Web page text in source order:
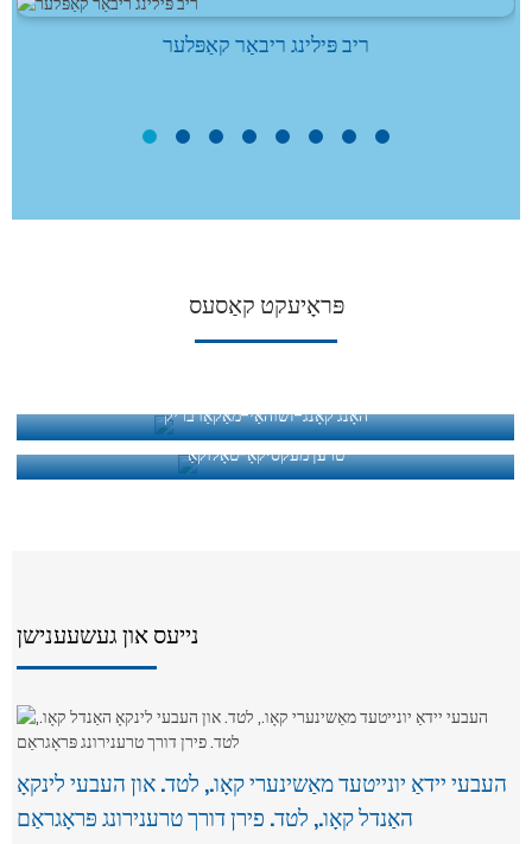
ריב פּילינג ריבאַר קאַפּלער
פּראָיעקט קאַסעס
האָנג קאָנג-זשוהאַי-מאַקאַו בריק
טרען מעקסיקאָ-טאָלוקאַ
נייעס און געשעענישן
העבעי יידאַ יונייטעד מאַשינערי קאָו., לטד. און העבעי לינקאָ
האַנדל קאָו., לטד. פירן דורך טרענירונג פּראָגראַם